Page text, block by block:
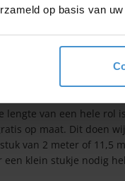
op basis van
van een hele rol
op maat. Dit doen
van 2 meter of 11,5
klein stukje nodig